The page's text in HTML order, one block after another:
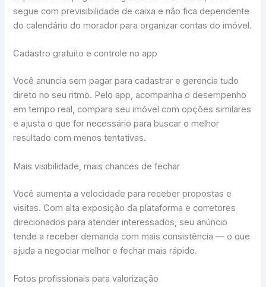
segue com previsibilidade de caixa e não fica dependente
do calendário do morador para organizar contas do imóvel.
Cadastro gratuito e controle no app
Você anuncia sem pagar para cadastrar e gerencia tudo
direto no seu ritmo. Pelo app, acompanha o desempenho
em tempo real, compara seu imóvel com opções similares
e ajusta o que for necessário para buscar o melhor
resultado com menos tentativas.
Mais visibilidade, mais chances de fechar
Você aumenta a velocidade para receber propostas e
visitas. Com alta exposição da plataforma e corretores
direcionados para atender interessados, seu anúncio
tende a receber demanda com mais consistência — o que
ajuda a negociar melhor e fechar mais rápido.
Fotos profissionais para valorização